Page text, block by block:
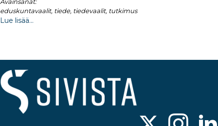
eduskuntavaalit, tiede, tiedevaalit, tutkimus
Lue lisää...